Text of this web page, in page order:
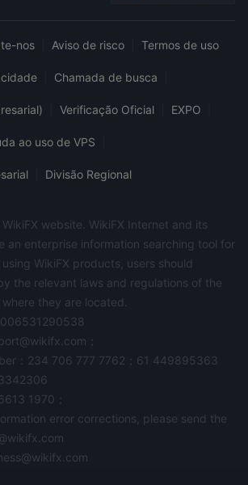
nos Aviso de risco Termos de uso
Chamada de busca
Verificação Oficial EXPO
ao uso de VPS
Divisão Regional
website. WikiFX Internet and its
an enterprise information searching tool for
WikiFX products, users should
the relevant laws and regulations of the
they are located.
；
：234 706 777 7762；61 449895363
1970；
error corrections, please send the